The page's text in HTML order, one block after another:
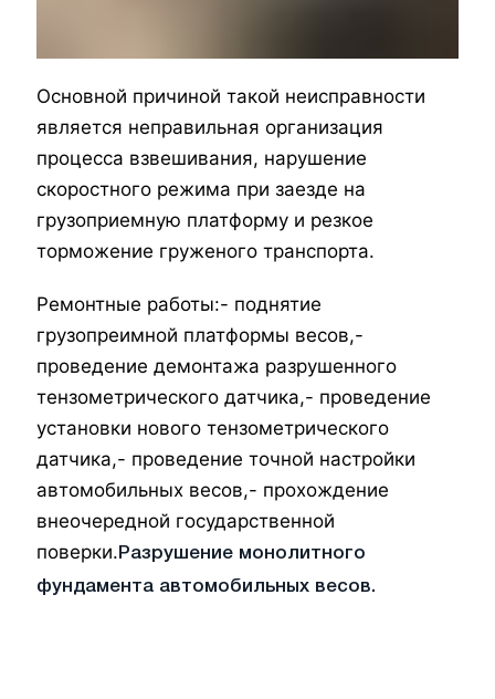
Основной причиной такой неисправности
является неправильная организация
процесса взвешивания, нарушение
скоростного режима при заезде на
грузоприемную платформу и резкое
торможение груженого транспорта.
Ремонтные работы:- поднятие
грузопреимной платформы весов,-
проведение демонтажа разрушенного
тензометрического датчика,- проведение
установки нового тензометрического
датчика,- проведение точной настройки
автомобильных весов,- прохождение
внеочередной государственной
поверки. Разрушение монолитного
фундамента автомобильных весов.